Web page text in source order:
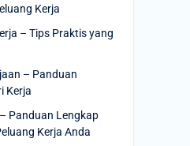
Kerja
– Tips Praktis yang
– Panduan
Kerja
Panduan Lengkap
Kerja Anda